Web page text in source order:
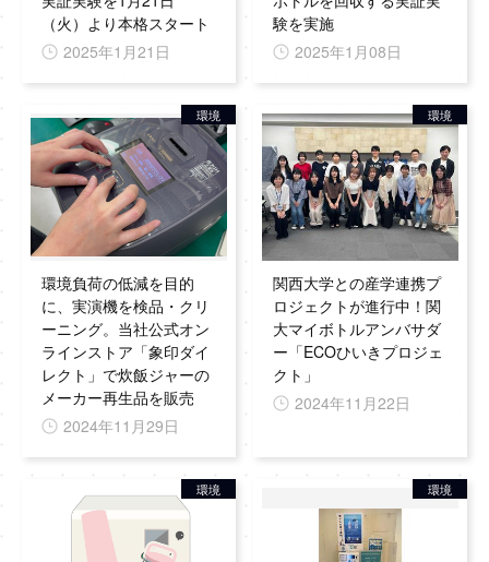
（火）より本格スタート
2025年1月21日
験を実施
2025年1月08日
環境
環境負荷の低減を目的
に、実演機を検品・クリ
ーニング。当社公式オン
ラインストア「象印ダイ
レクト」で炊飯ジャーの
メーカー再生品を販売
2024年11月29日
環境
関西大学との産学連携プ
ロジェクトが進行中！関
大マイボトルアンバサダ
ー「ECOひいきプロジェ
クト」
2024年11月22日
環境 環境